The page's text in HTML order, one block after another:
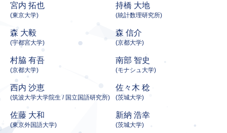
宮内 拓也
(東京大学)
持橋 大地
(統計数理研究所)
森 大毅
(宇都宮大学)
森 信介
(京都大学)
村脇 有吾
(京都大学)
南部 智史
(モナシュ大学)
西内 沙恵
(筑波大学大学院生 / 国立国語研究所)
佐々木 稔
(茨城大学)
佐藤 大和
(東京外国語大学)
新納 浩幸
(茨城大学)